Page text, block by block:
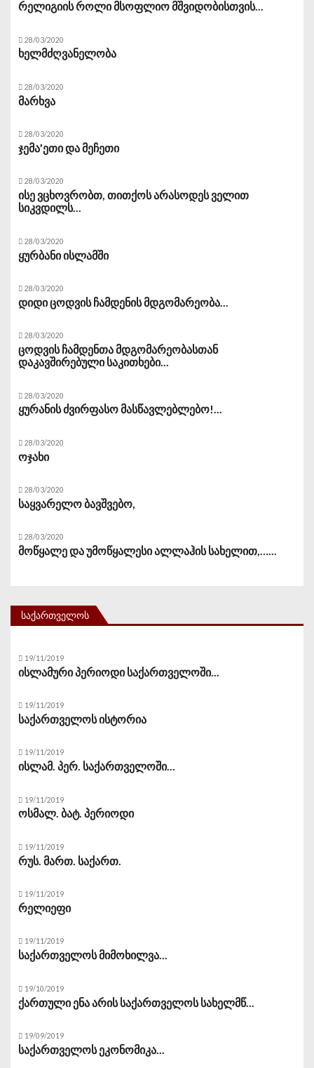
რელიგიის როლი მსოფლიო მშვიდობისთვის...
28/03/2020
ხელმძღვანელობა
28/03/2020
მარხვა
28/03/2020
ჯემა’ეთი და მეჩეთი
28/03/2020
ისე ვცხოვრობთ, თითქოს არასოდეს ველით
სიკვდილს...
28/03/2020
ყურბანი ისლამში
28/03/2020
დიდი ცოდვის ჩამდენის მდგომარეობა...
28/03/2020
ცოდვის ჩამდენთა მდგომარეობასთან
დაკავშირებული საკითხები...
28/03/2020
ყურანის ძვირფასო მასწავლებლებო!...
28/03/2020
ოჯახი
28/03/2020
საყვარელო ბავშვებო,
28/03/2020
მოწყალე და უმოწყალესი ალლაჰის სახელით,…...
ᲡᲐᲥᲐᲠᲗᲕᲔᲚᲝᲡ
19/11/2019
ისლამური პერიოდი საქართველოში...
19/11/2019
საქართველოს ისტორია
19/11/2019
ისლამ. პერ. საქართველოში...
19/11/2019
ოსმალ. ბატ. პერიოდი
19/11/2019
რუს. მართ. საქართ.
19/11/2019
რელიეფი
19/11/2019
საქართველოს მიმოხილვა...
19/10/2019
ქართული ენა არის საქართველოს სახელმწ...
19/09/2019
საქართველოს ეკონომიკა...